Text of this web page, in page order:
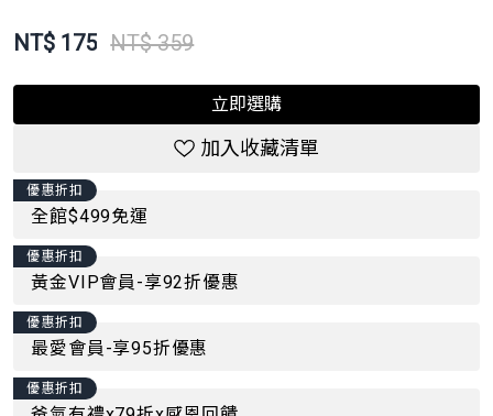
NT$ 175 NT$ 359
立即選購
加入收藏清單
優惠折扣
全館$499免運
優惠折扣
黃金VIP會員-享92折優惠
優惠折扣
最愛會員-享95折優惠
優惠折扣